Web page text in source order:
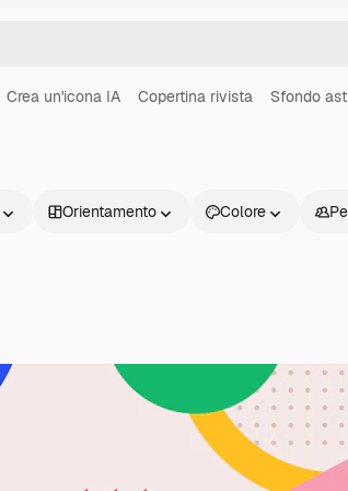
Crea un'icona IA Copertina rivista Sfondo
Orientamento Colore
Inizia